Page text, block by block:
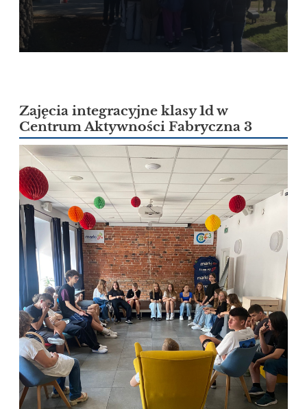
Zajęcia integracyjne klasy 1d w
Centrum Aktywności Fabryczna 3